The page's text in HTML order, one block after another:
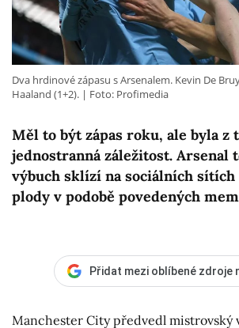
Měl to být zápas roku, ale byla z
jednostranná záležitost. Arsenal
výbuch sklízí na sociálních sítích
plody v podobě povedených
Dva hrdinové zápasu s Arsenalem. Kevin De
Haaland (1+2).
Foto: Profimedia
Přidat mezi oblíbené zdroje
Manchester City předvedl mistrovský